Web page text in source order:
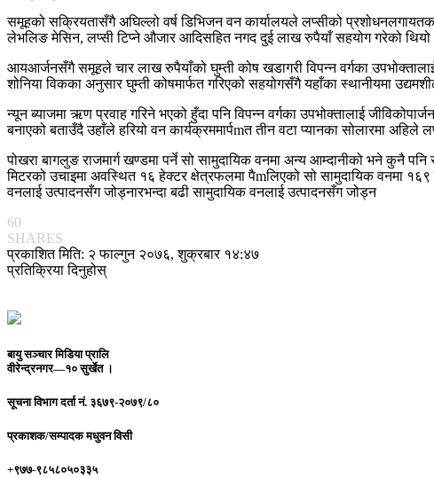
समूहको सक्रियतासँगै अघिल्लो वर्ष डिभिजन वन कार्यालयले लप्सीको
लेभलिङ मेसिन, लप्सी टिप्ने औजार आदिसहित नगद दुई लाख रुपैयाँ सहयोग गरेको
आयआर्जनसँगै समूहले चार लाख रुपैयाँको घुम्ती कोष खडागरी विपन्न वर्गका
शोनिया विकका अनुसार घुम्ती कोषमार्फत गरिएको सहयोगसँगै यहाँका स्थानीयमा
न्यून ब्याजमा ऋण प्रवाह गरिने भएको हुँदा पनि विपन्न वर्गका उपभोक्तालाई
बनाएको बताउँदै उहाँले हरियो वन कार्यक्रममार्पmत तीन वटा प्यानका सोलारमा
पोखरा बागलुङ राजमार्ग खण्डमा पर्ने सो सामुदायिक वनमा अन्य आम्दानीको भने कुनै
मिटरको उचाइमा अवस्थित १६ हेक्टर क्षेत्रफलमा पैmलिएको सो सामुदायिक वनमा
वनलाई उत्पादनसँग जोड्नारभन्दा बढी सामुदायिक वनलाई उत्पादनसँग जोड्न
60
SHARES
प्रकाशित मिति: २ फाल्गुन २०७६, शुक्रबार १४:४७
प्रतिक्रिया दिनुहोस्
बायु सञ्चार मिडिया प्रालि
वीरेन्द्रनगर—१० सुर्खेत ।
सूचना विभाग दर्ता नं. ३६७९-२०७९/८०
प्रकाशक/सम्पादकमधुवन विसी
+९७७-९८५८०५०३३५